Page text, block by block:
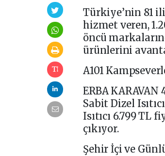
Türkiye’nin 81
hizmet veren,
öncü
ürünlerini
A101
ERBA KARAVAN
Sabit Dizel
Isıtıcı 6.799
çıkıyor.
Şehir İçi ve